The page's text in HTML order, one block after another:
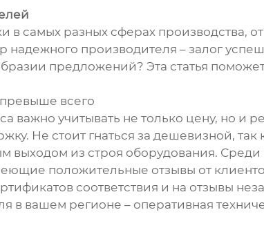
самых разных сферах производства,
производителя – залог
предложений? Эта статья
всего
учитывать не только цену, но и
Не стоит гнаться за дешевизной,
из строя оборудования.
положительные отзывы от
соответствия и на отзывы
в вашем регионе – оперативная